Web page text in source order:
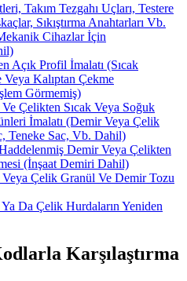
Takım Tezgahı Uçları, Testere
Sıkıştırma Anahtarları Vb.
Cihazlar İçin
Profil İmalatı (Sıcak
Veya Kalıptan Çekme
Görmemiş)
Çelikten Sıcak Veya Soğuk
İmalatı (Demir Veya Çelik
Teneke Sac, Vb. Dahil)
Demir Veya Çelikten
(İnşaat Demiri Dahil)
Çelik Granül Ve Demir Tozu
Da Çelik Hurdaların Yeniden
Karşılaştırma